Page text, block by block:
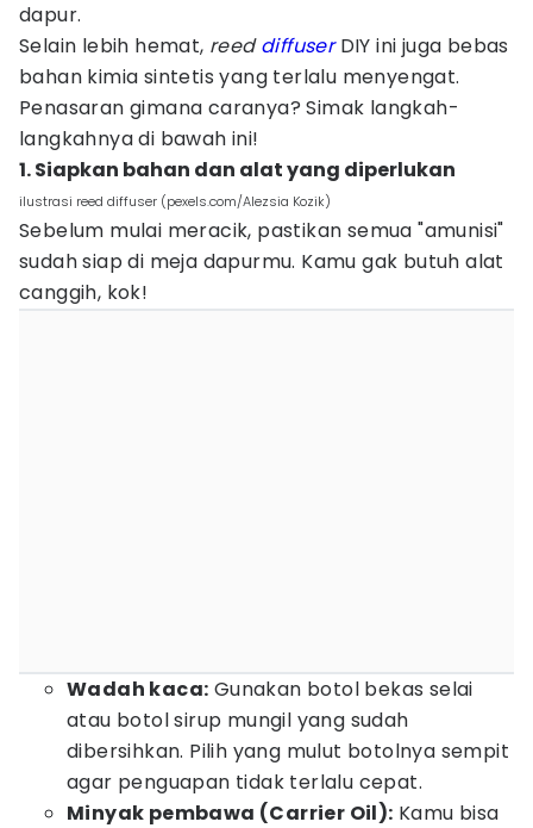
dapur.
Selain lebih hemat, reeddiffuserDIY ini juga bebas
bahan kimia sintetis yang terlalu menyengat.
Penasaran gimana caranya? Simak langkah-
langkahnya di bawah ini!
1. Siapkan bahan dan alat yang diperlukan
ilustrasi reed diffuser (pexels.com/Alezsia Kozik)
Sebelum mulai meracik, pastikan semua "amunisi"
sudah siap di meja dapurmu. Kamu gak butuh alat
canggih, kok!
Wadah kaca: Gunakan botol bekas selai
atau botol sirup mungil yang sudah
dibersihkan. Pilih yang mulut botolnya sempit
agar penguapan tidak terlalu cepat.
Minyak pembawa (Carrier Oil): Kamu bisa